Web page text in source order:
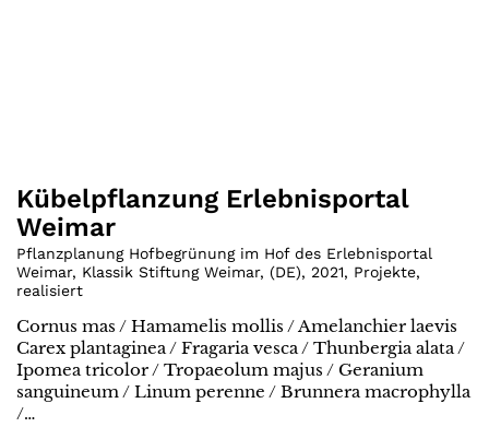
Kübelpflanzung Erlebnisportal
Weimar
Pflanzplanung Hofbegrünung im Hof des Erlebnisportal
Weimar, Klassik Stiftung Weimar, (DE), 2021, Projekte,
realisiert
Cornus mas / Hamamelis mollis / Amelanchier laevis
Carex plantaginea / Fragaria vesca / Thunbergia alata /
Ipomea tricolor / Tropaeolum majus / Geranium
sanguineum / Linum perenne / Brunnera macrophylla
/…